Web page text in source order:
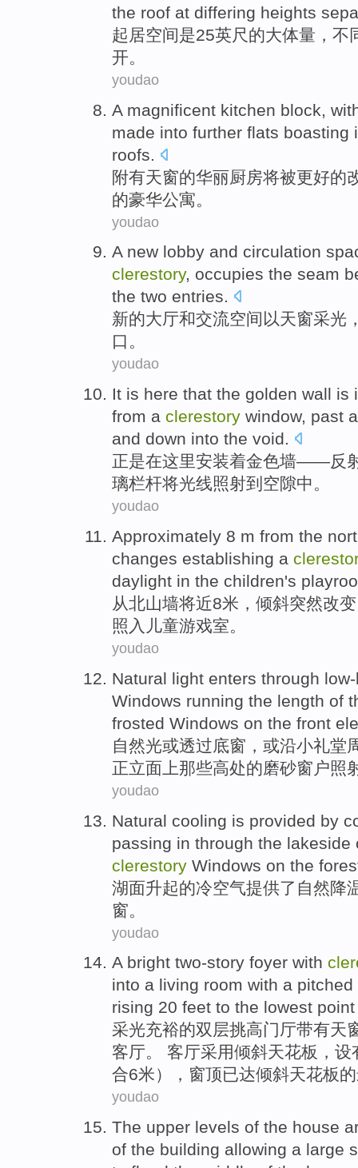
the roof at differing heights
起居空间是25英尺 的大体量， 不
开。
youdao
A magnificent kitchen block,
made into further flats boasting
roofs
附有天窗的华丽厨房将被更好的
的豪华公寓 。
youdao
A new lobby and circulation
clerestory, occupies the seam
the two entries.
新的大厅和交流空间 以天窗采光
口 。
youdao
It is here that the golden wall is
from a clerestory window, past
and down into the void.
正是在这里安装着金色墙——反
璃栏杆将光线照射到空隙中。
youdao
Approximately 8 m from the
changes establishing a
daylight in the children's
从北山墙将近8米 ，倾斜突然改变
照入 儿童游戏室。
youdao
Natural light enters through
Windows running the length of
frosted Windows on the front
自然光或透过底窗 ，或沿小礼堂
正立面上那些高处的磨砂窗户照
youdao
Natural cooling is provided by
passing in through the lakeside
clerestory Windows on the
湖面升起的冷空气提供了 自然降
窗 。
youdao
A bright two-story foyer with
into a living room with a pitched
rising 20 feet to the lowest point
采光充裕的双层挑高门厅带有天
客厅。 客厅采用倾斜天花板 ，
合6米）， 窗顶已达倾斜天花板
youdao
The upper levels of the house
of the building allowing a large